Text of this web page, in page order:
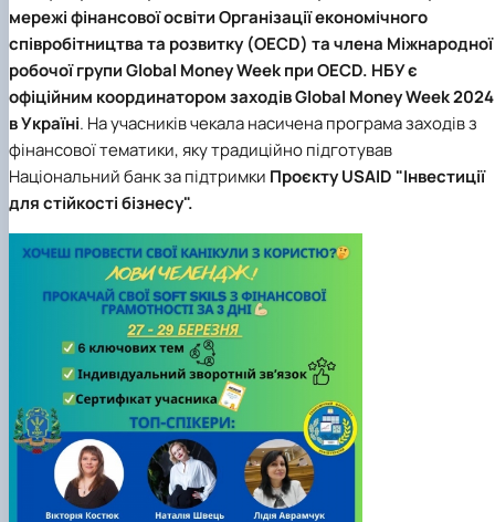
мережі фінансової освітиОрганізації економічного
співробітництва та розвитку (OECD) та члена Міжнародної
робочої групи Global Money Week при OECD. НБУ є
офіційним координатором заходів Global Money Week 2024
в Україні. На учасників чекала насичена програма заходів з
фінансової тематики, яку традиційно підготував
Національний банк за підтримки Проєкту USAID "Інвестиції
для стійкості бізнесу".